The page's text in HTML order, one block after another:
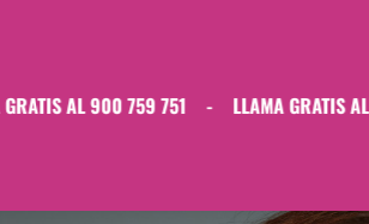
900 759 751 - LLAMA GRATIS AL 900